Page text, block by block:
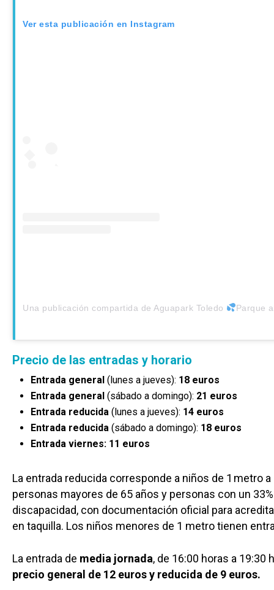
Ver esta publicación en Instagram
Una publicación compartida de Aguapark Toledo Parque acuático hinchable
Precio de las entradas y horario
Entrada general (lunes a jueves): 18 euros
Entrada general (sábado a domingo): 21 euros
Entrada reducida (lunes a jueves): 14 euros
Entrada reducida (sábado a domingo): 18 euros
Entrada viernes: 11 euros
La entrada reducida corresponde a niños de 1 metro
personas mayores de 65 años y personas con un
discapacidad, con documentación oficial para
en taquilla. Los niños menores de 1 metro tienen
La entrada de media jornada, de 16:00 horas a 19:30
precio general de 12 euros y reducida de 9 euros.